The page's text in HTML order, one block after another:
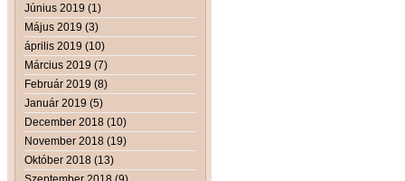
Június 2019 (1)
Május 2019 (3)
április 2019 (10)
Március 2019 (7)
Február 2019 (8)
Január 2019 (5)
December 2018 (10)
November 2018 (19)
Október 2018 (13)